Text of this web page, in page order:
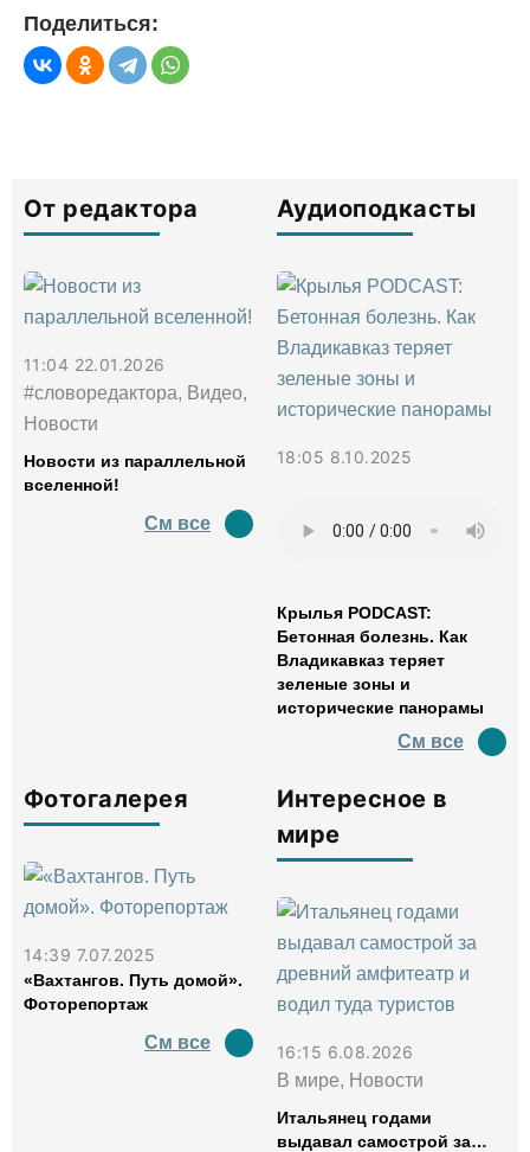
Поделиться:
От редактора
11:04 22.01.2026
#словоредактора, Видео,
Новости
Новости из параллельной
вселенной!
См все
Аудиоподкасты
18:05 8.10.2025
Крылья PODCAST:
Бетонная болезнь. Как
Владикавказ теряет
зеленые зоны и
исторические панорамы
См все
Фотогалерея
14:39 7.07.2025
«Вахтангов. Путь домой».
Фоторепортаж
См все
Интересное в
мире
16:15 6.08.2026
В мире, Новости
Итальянец годами
выдавал самострой за